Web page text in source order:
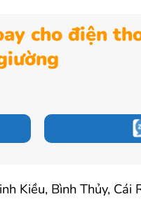
cho điện
₫.
Kiều, Bình Thủy, Cái